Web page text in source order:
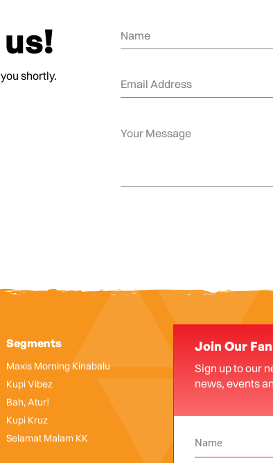
shortly.
Segments
Maxis Morning Kinabalu
Kupi Vibez
Bah, Atur!
Kupi Kruz
Selamat Malam KK
Join Our
Sign up to our
news, events